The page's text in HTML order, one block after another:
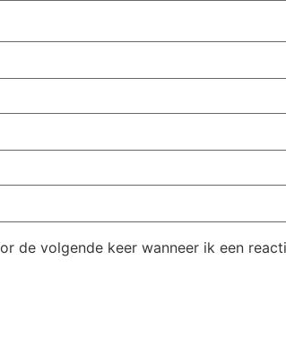
de volgende keer wanneer ik een